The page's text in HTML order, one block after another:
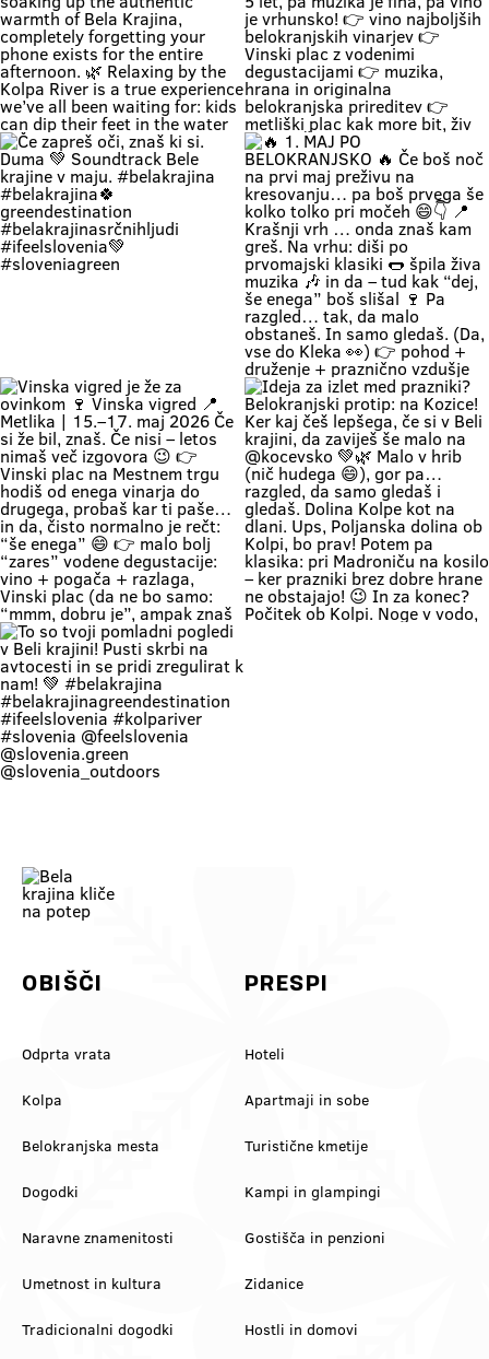
brez pregrete pločevine ✨ pa z
veliko vode, sence in vikend kot
nekoč občutka Kolpa ima že
prijetnih 20+ °C, naravne plaže še
dihajo na izi, cesta do sem pa ni
stres test za živce. 😌 💡 Vikend
plan: kopalke ✔️ brisača ✔️ hladna
pijača ✔️ DARS drama ❌ 📍 Bela
krajina kliče. Pa ne po troblji. 😏
#BelaKrajina #Kolpa
#SloveniaOutdoor #FeelSlovenia
#Poletje Roadtrip Narava Kopanje
WeekendMood HiddenGem
SloveniaGreen
🌊 Weekend = time to completely
unwind and relax by the Kolpa
River. 😍 Imagine this: you’re lying
on a soft green bank right by the
water, listening to the birds sing
and soaking up the authentic
warmth of Bela Krajina, completely
forgetting your phone exists for
the entire afternoon. 🌿 Relaxing
by the Kolpa River is a true
Weather: a hot weekend is on the
way 👉 Time: warm May days (the
perfect time for your first
encounter with nature) 👉 Nature
+ a lounge chair in the shade +
your favorite people = a
combination that has never
disappointed Come see us. You
know where we are—the place
where time actually slows down
and your batteries recharge all on
their own. 💚
“Ne bom več, hvala, grem domov.”
… ni še nikdar noben Belokranjc
reku! 🍷😄 Ker na Vinski vigredi
Beli krajini se zmerej še malo
ostane. Ker srečaš kolega, ki ga
nisi vidu že 5 let, pa muzika je fina,
pa vino je vrhunsko! 👉 vino
najboljših belokranjskih vinarjev
👉 Vinski plac z vodenimi
degustacijami 👉 muzika, hrana in
originalna belokranjska prireditev
👉 metliški plac kak more bit, živ
in poln Če hočeš doživet Belo
krajino takšno, kot je zares —
prideš na Vigred. Za en večer.
Ostaneš pa še malo dlje. 😌🍇 Se
vidimo v Metliki! 🎥 Zavod za
turizem, kulturo, šport in mladino
Metlika #belakrajina #vinskavigred
#belakrajinasrčnihljudi #metlika
Če zapreš oči, znaš ki si. Duma 💚
Soundtrack Bele krajine v maju.
#belakrajina #belakrajina🍀
greendestination
#belakrajinasrčnihljudi
#ifeelslovenia💚 #sloveniagreen
🔥 1. MAJ PO BELOKRANJSKO 🔥
Če boš noč na prvi maj preživu na
kresovanju… pa boš prvega še
kolko tolko pri močeh 😄👇 📍
Krašnji vrh … onda znaš kam greš.
Na vrhu: diši po prvomajski klasiki
🌭 špila živa muzika 🎶 in da – tud
kak “dej, še enega” boš slišal 🍷
Pa razgled… tak, da malo
obstaneš. In samo gledaš. (Da,
vse do Kleka 👀) 👉 pohod +
druženje + praznično vzdušje 👉
za družine, prijatelje, pa malo
rekreacije (če že mora bit 😄) 👉
začetek maja, kot se šika Pridi gor.
Če ne zaradi pohoda… pa zaradi
nas, Belokranjcev 🙌 Se vidimo!
Vinska vigred je že za ovinkom 🍷
Vinska vigred 📍 Metlika | 15.–17.
maj 2026 Če si že bil, znaš. Če nisi
– letos nimaš več izgovora 😉 👉
Vinski plac na Mestnem trgu hodiš
od enega vinarja do drugega,
probaš kar ti paše… in da, čisto
normalno je rečt: “še enega” 😄
👉 malo bolj “zares” vodene
degustacije: vino + pogača +
razlaga, Vinski plac (da ne bo
to. Pridi. Pa boš morda probal še
kaj, česar nisi planiral 😉 Mini
dilema za komentarje: je bulje
rdeče 🍷 al belo 🥂? Označi še
ekipo, s kom prideš 👇
To so tvoji pomladni pogledi v Beli
krajini! Pusti skrbi na avtocesti in
se pridi zregulirat k nam! 💚
#belakrajina
#slovenia @feelslovenia
@slovenia.green
@slovenia_outdoors
OBIŠČI
Odprta vrata
Kolpa
Belokranjska mesta
Dogodki
Naravne znamenitosti
Umetnost in kultura
Tradicionalni dogodki
PRESPI
Hoteli
Apartmaji in sobe
Turistične kmetije
Kampi in glampingi
Gostišča in penzioni
Zidanice
Hostli in domovi